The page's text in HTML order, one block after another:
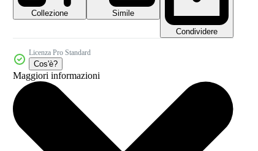
Collezione
Simile
Condividere
Licenza Pro Standard
Cos'è?
Maggiori informazioni